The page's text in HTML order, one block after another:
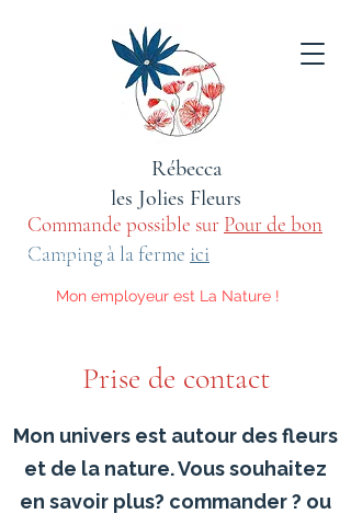
Camping à la ferme ici
Commande possible sur Pour de bon
sauvage
Rébecca
les Jolies Fleurs
Mon employeur est La Nature !
​Prise de contact
Mon univers est autour des fleurs
et de la nature. Vous souhaitez
en savoir plus? commander ? ou